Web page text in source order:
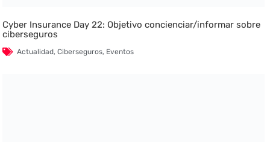
Cyber Insurance Day 22: Objetivo concienciar/informar sobre
ciberseguros
Actualidad,Ciberseguros, Eventos